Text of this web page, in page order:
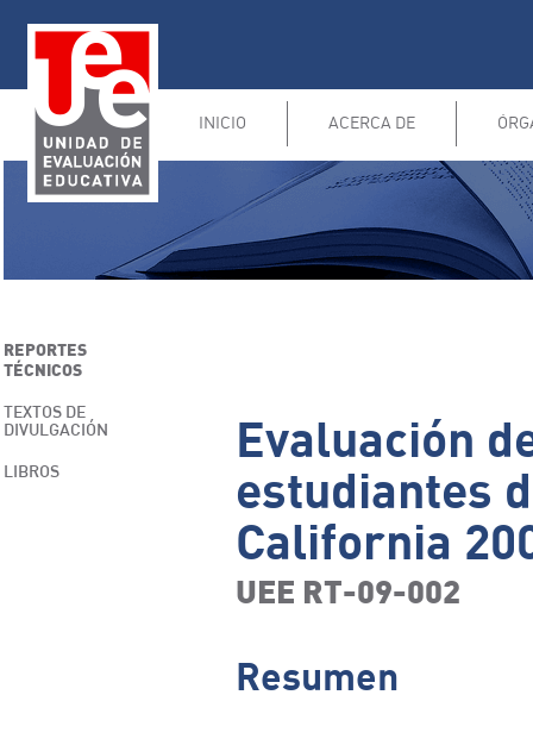
INICIO ACERCA DE
REPORTES
TÉCNICOS
TEXTOS DE
DIVULGACIÓN
LIBROS
Evaluación
estudiantes
California
UEE RT-09-002
Resumen